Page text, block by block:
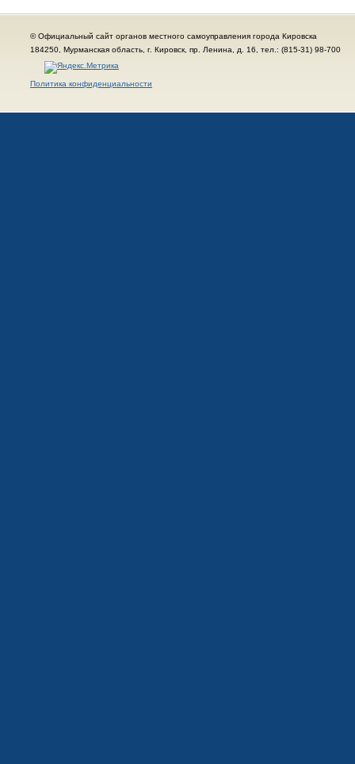
© Официальный сайт органов местного самоуправления города Кировска
184250, Мурманская область, г. Кировск, пр. Ленина, д. 16, тел.: (815-31) 98-700
Политика конфиденциальности